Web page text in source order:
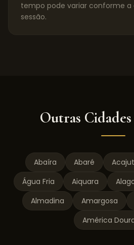
tempo pode variar conforme
sessão.
Outras
Abaíra Abaré
Água Fria
Aiquara
Almadina
Amargosa
América